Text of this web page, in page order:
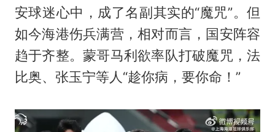
安球迷心中，成了名副其实的“魔咒”。但
如今海港伤兵满营，相对而言，国安阵容
趋于齐整。蒙哥马利欲率队打破魔咒，法
比奥、张玉宁等人“趁你病，要你命！”